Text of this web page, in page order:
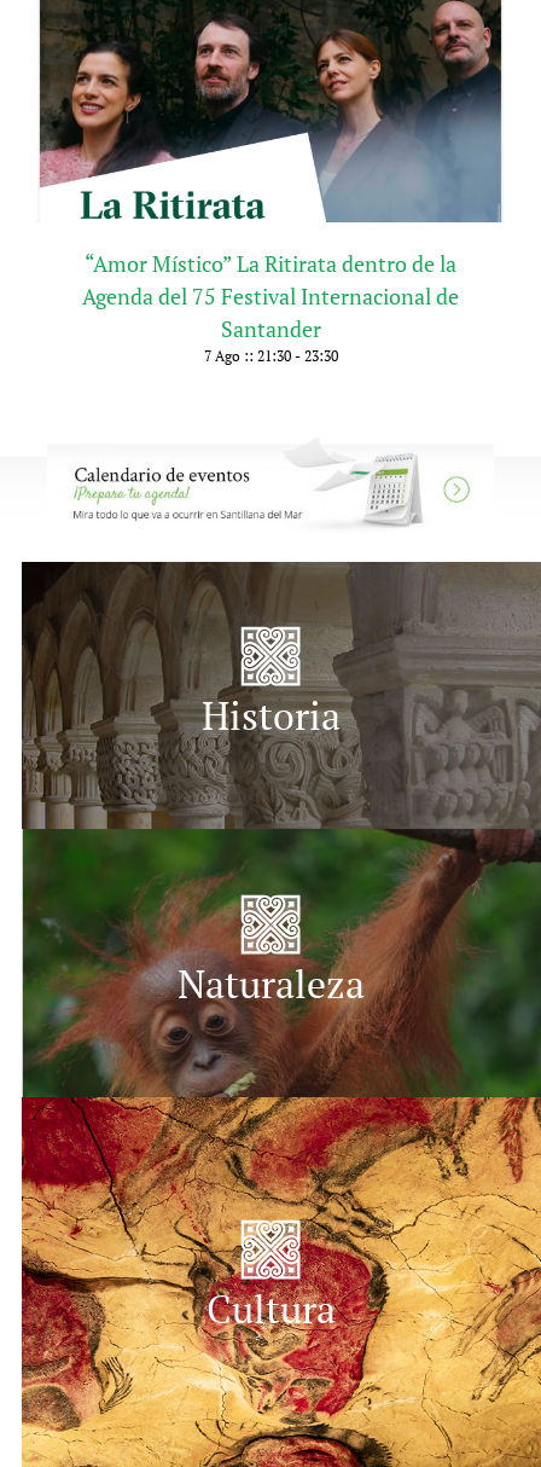
“Amor Místico” La Ritirata dentro de la
Agenda del 75 Festival Internacional de
Santander
7 Ago :: 21:30- 23:30
Historia
Naturaleza
Cultura